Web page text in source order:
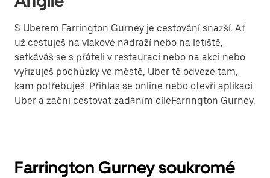
S Uberem Farrington Gurney je cestování snazší. Ať
už cestuješ na vlakové nádraží nebo na letiště,
setkáváš se s přáteli v restauraci nebo na akci nebo
vyřizuješ pochůzky ve městě, Uber tě odveze tam,
kam potřebuješ. Přihlas se online nebo otevři aplikaci
Uber a začni cestovat zadáním cíleFarrington Gurney.
Farrington Gurney soukromé